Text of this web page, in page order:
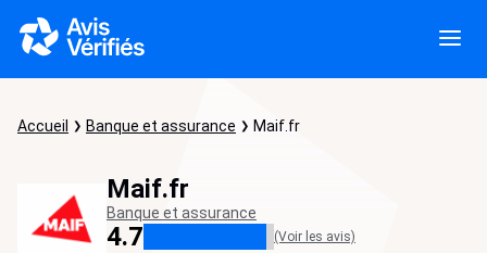
Accueil Banque et assurance Maif.fr
Maif.fr
Banque et assurance
4.7 (Voir les avis)